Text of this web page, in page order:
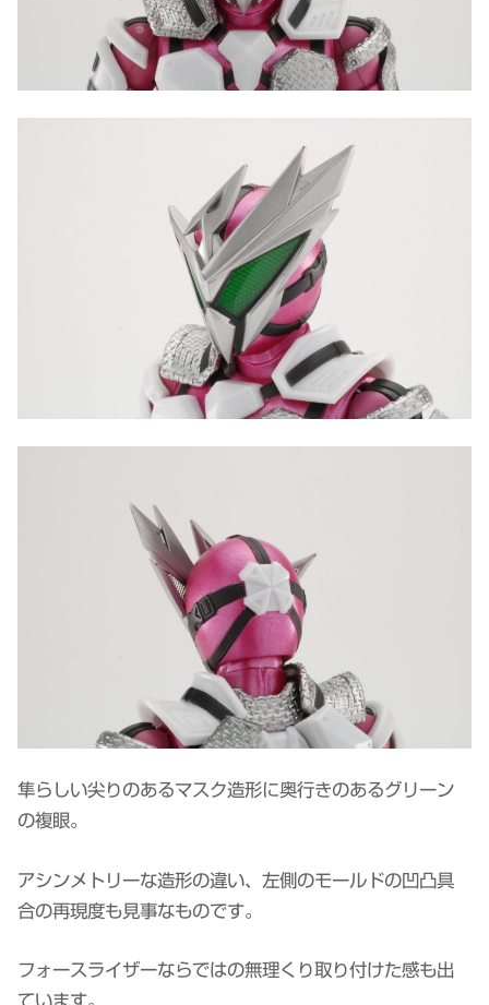
隼らしい尖りのあるマスク造形に奥行きのあるグリーン
の複眼。
アシンメトリーな造形の違い、左側のモールドの凹凸具
合の再現度も見事なものです。
フォースライザーならではの無理くり取り付けた感も出
ています。